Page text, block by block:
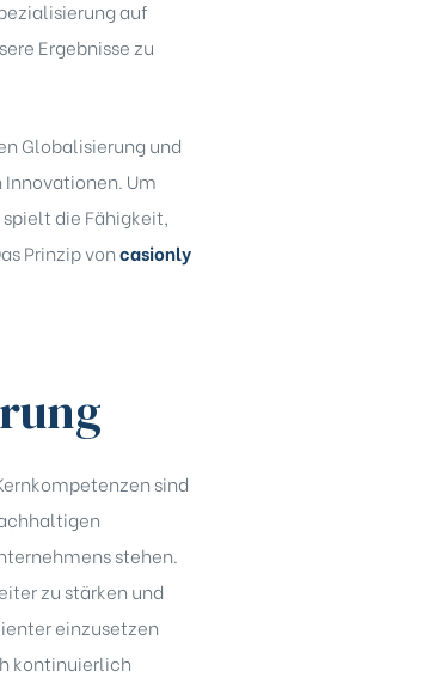
auf
Ergebnisse zu
Globalisierung und
Um
die Fähigkeit,
Prinzip voncasionly
sind
stehen.
zu stärken und
einzusetzen
kontinuierlich